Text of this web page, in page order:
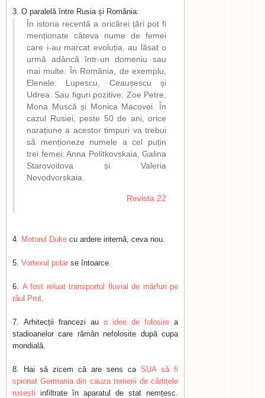
O paralelă între Rusia și România:
În istoria recentă a oricărei țări pot fi
men­țio­nate câteva nume de femei
care i-au marcat evoluția, au lăsat o
urmă adâncă într-un domeniu sau
mai multe. În Ro­mâ­nia, de exemplu,
Elenele: Lupescu, Ceau­șes­cu și
Udrea. Sau figuri pozitive: Zoe Petre,
Mona Muscă și Monica Macovei. În
ca­zul Rusiei, peste 50 de ani, orice
na­ra­țiu­ne a acestor timpuri va trebui
să mențio­ne­ze numele a cel puțin
trei femei: Anna Politkovskaia, Galina
Starovoitova și Va­le­ria
Novodvorskaia.
Revista 22
Motorul Duke cu ardere internă, ceva nou.
Vortexul polar se întoarce.
A fost reluat transportul fluvial de mărfuri pe
râul Prut.
Arhitecții francezi au o idee de folosire a
stadioanelor care rămân nefolosite după cupa
mondială.
Hai să zicem că are sens ca SUA să fi
spionat Germania din cauza temerii de cârtițele
rusești infiltrate în aparatul de stat nemțesc.